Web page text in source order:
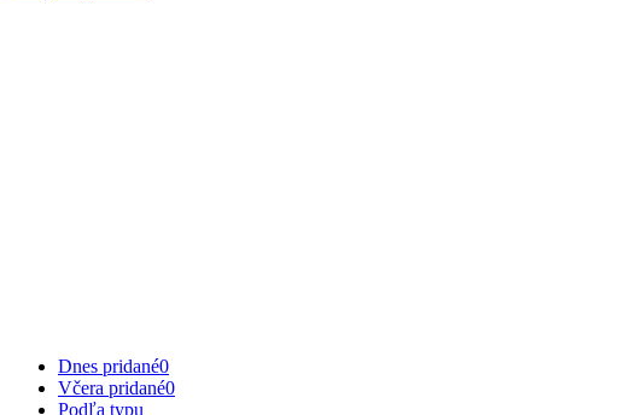
Dnes pridané0
Včera pridané0
Podľa typu